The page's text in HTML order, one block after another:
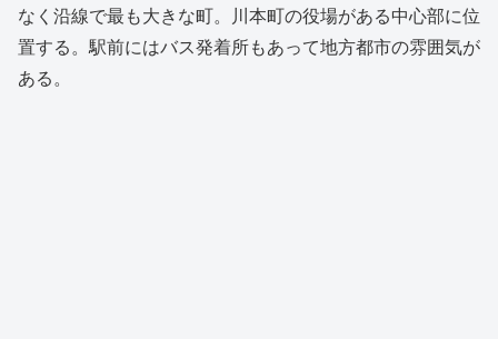
なく沿線で最も大きな町。川本町の役場がある中心部に位
置する。駅前にはバス発着所もあって地方都市の雰囲気が
ある。